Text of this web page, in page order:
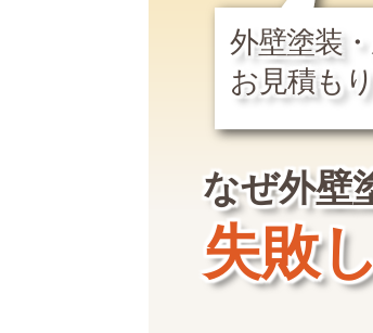
外壁塗装
お見積も
なぜ外壁
失敗